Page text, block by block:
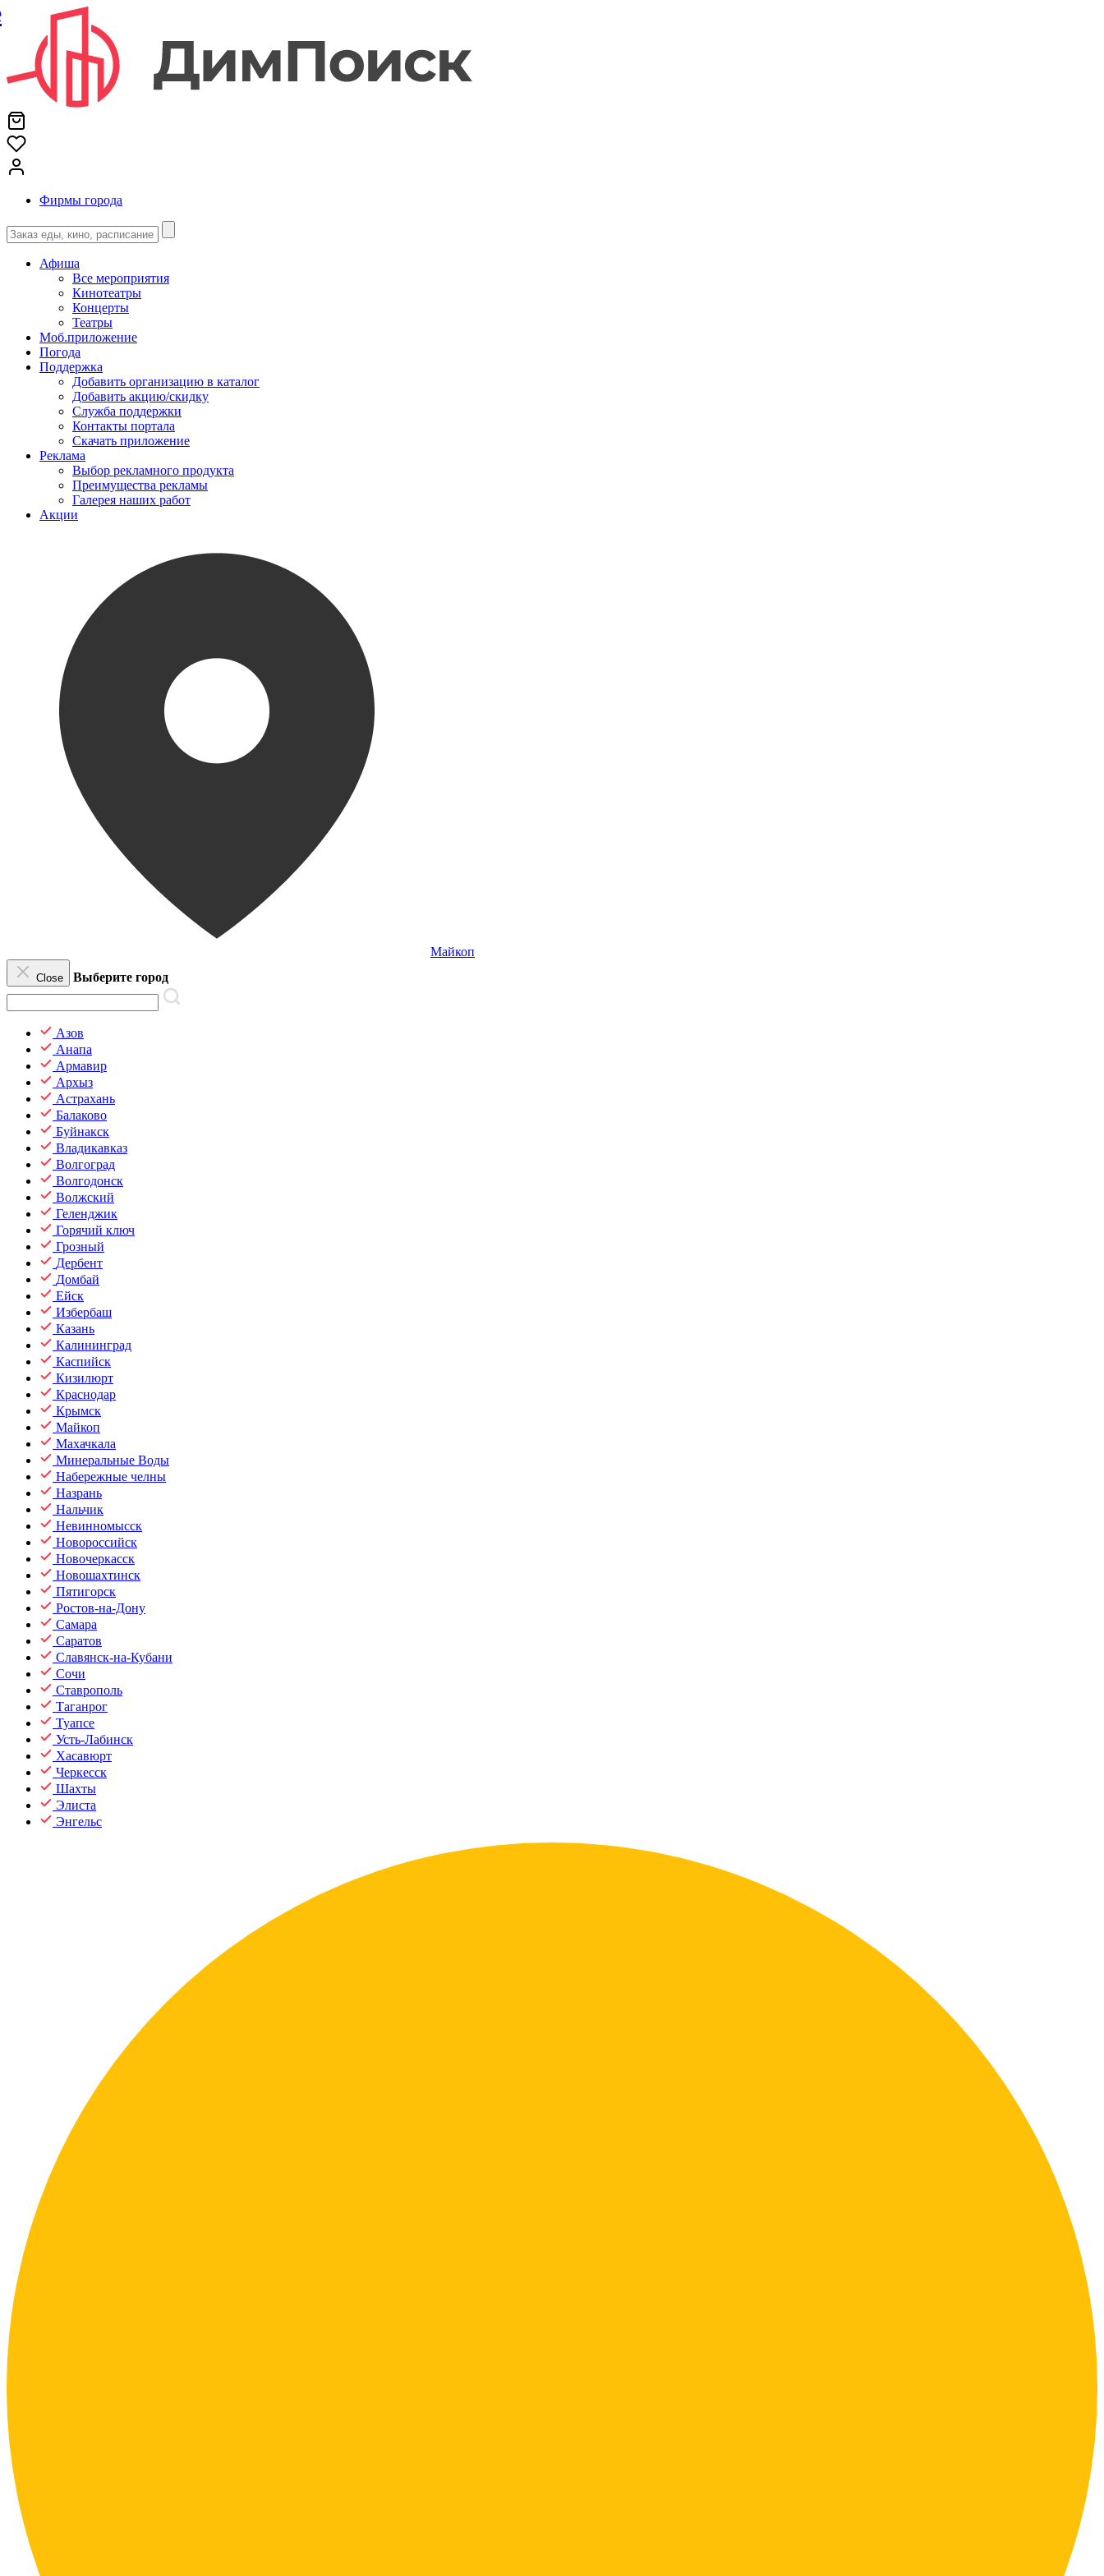
Фирмы города
Афиша
Все мероприятия
Кинотеатры
Концерты
Театры
Моб.приложение
Погода
Поддержка
Добавить организацию в каталог
Добавить акцию/скидку
Служба поддержки
Контакты портала
Скачать приложение
Реклама
Выбор рекламного продукта
Преимущества рекламы
Галерея наших работ
Акции
Майкоп
Close Выберите город
Азов
Анапа
Армавир
Архыз
Астрахань
Балаково
Буйнакск
Владикавказ
Волгоград
Волгодонск
Волжский
Геленджик
Горячий ключ
Грозный
Дербент
Домбай
Ейск
Избербаш
Казань
Калининград
Каспийск
Кизилюрт
Краснодар
Крымск
Майкоп
Махачкала
Минеральные Воды
Набережные челны
Назрань
Нальчик
Невинномысск
Новороссийск
Новочеркасск
Новошахтинск
Пятигорск
Ростов-на-Дону
Самара
Саратов
Славянск-на-Кубани
Сочи
Ставрополь
Таганрог
Туапсе
Усть-Лабинск
Хасавюрт
Черкесск
Шахты
Элиста
Энгельс